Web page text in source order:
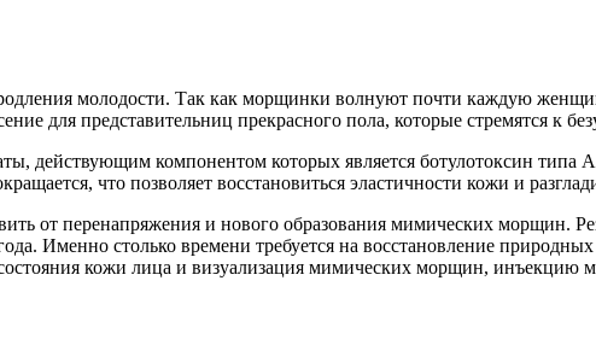
молодости. Так как морщинки волнуют почти каждую
для представительниц прекрасного пола, которые стремятся к
действующим компонентом которых является ботулотоксин
что позволяет восстановиться эластичности кожи и
от перенапряжения и нового образования мимических морщин.
Именно столько времени требуется на восстановление
кожи лица и визуализация мимических морщин, инъекцию